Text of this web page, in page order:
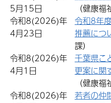
5月15日
（健康
令和8(2026)年
4月23日
令和8年
推薦につ
課）
令和8(2026)年
4月1日
千葉県こ
更案に関
（健康
令和8(2026)年 若者の仲